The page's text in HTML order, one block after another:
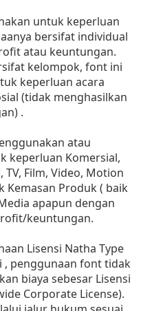
untuk keperluan
bersifat individual
atau keuntungan.
kelompok, font ini
keperluan acara
(tidak menghasilkan
.
atau
keperluan Komersial,
Film, Video, Motion
Kemasan Produk ( baik
apapun dengan
keuntungan.
Lisensi Natha Type
, penggunaan font tidak
biaya sebesar Lisensi
Corporate License).